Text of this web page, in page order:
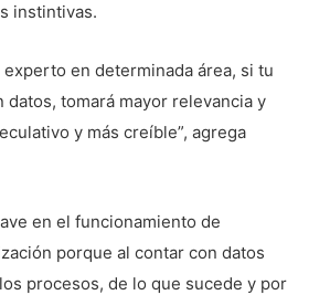
instintivas.
en determinada área, si tu
datos, tomará mayor relevancia y
y más creíble”, agrega
en el funcionamiento de
porque al contar con datos
procesos, de lo que sucede y por